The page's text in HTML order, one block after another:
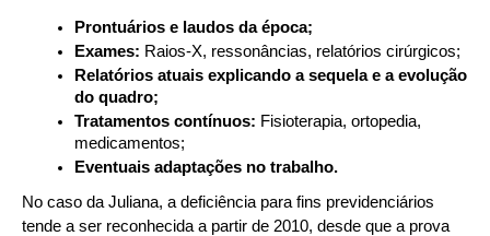
Prontuários e laudos da época;
Exames: Raios-X, ressonâncias, relatórios cirúrgicos;
Relatórios atuais explicando a sequela e a evolução
do quadro;
Tratamentos contínuos: Fisioterapia, ortopedia,
medicamentos;
Eventuais adaptações no trabalho.
No caso da Juliana, a deficiência para fins previdenciários
tende a ser reconhecida a partir de 2010, desde que a prova